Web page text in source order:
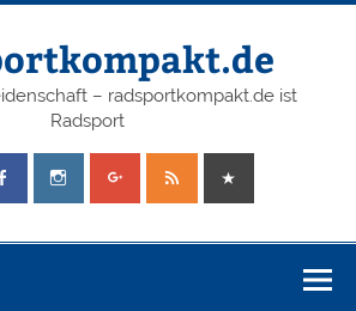
– radsportkompakt.de ist
Radsport